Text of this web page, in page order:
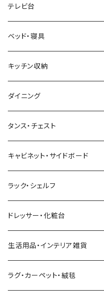
和風/和モダン
ミッドセンチュリー
西海岸風
カフェ風
ヴィンテージ
北欧風・ノルディック
インダストリアル
フレンチカントリー
アジアン
ボタニカル
収納付きデスク
折りたたみデスク
サイズ
幅100cm以下
幅101～120cm
デスクワゴン
幅100cm以下
幅101～120cm
ローテーブル・リビングテーブル
サイドテーブル・ナイトテーブル
カウンターテーブル
こたつ・こたつテーブル
こたつテーブル+布団掛敷セット
こたつテーブル+掛け布団
ネストテーブル
折りたたみテーブル
昇降式・リフティングテーブル
サイズ
幅90cm以下
幅91～120cm
1人掛けソファ
2人掛けソファ
3人掛けソファ
4人掛け以上のソファ
ソファベッド
フロアソファ・ローソファ
リクライニングソファ
カウチソファ・コーナーソファ
オットマン
テレビ台
サイズ
幅90cm以下
幅91～120cm
ロータイプテレビ台・ローボード
ミドルタイプテレビ台
コーナーテレビ台
ハイタイプテレビ台・壁面収納
伸縮テレビ台
テレビスタンド
ベッド・寝具
サイズ
セミシングルショート
シングルベッド
ベッドフレーム
マット付きベッド
収納付きベッド
ロフトベッド
ヘッドボード
マットレス
寝具
キッチン収納
食器棚
キッチンカウンター
キッチンワゴン
レンジ台
キッチンラック
キッチン雑貨
ダイニング
ダイニングテーブル
ダイニングテーブルセット
2人用ダイニングテーブルセット
4人用ダイニングテーブルセット
ダイニングチェア・ベンチ
ダイニングソファ
タンス・チェスト
サイドチェスト
ハイチェスト
キャビネット・サイドボード
ラック・シェルフ
オープンラック
突っ張り収納
カート
ドレッサー・化粧台
生活用品・インテリア雑貨
ミラー・姿見
ラグ・カーペット・絨毯